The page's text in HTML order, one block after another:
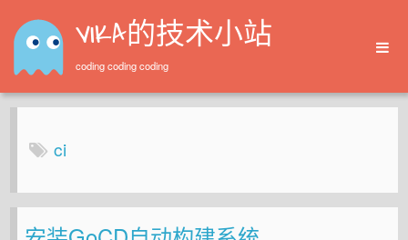
VIKA的技术小站
coding coding coding
Home
ci